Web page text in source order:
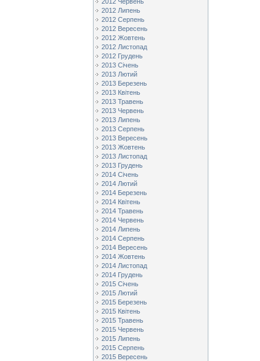
2012 Липень
2012 Серпень
2012 Вересень
2012 Жовтень
2012 Листопад
2012 Грудень
2013 Січень
2013 Лютий
2013 Березень
2013 Квітень
2013 Травень
2013 Червень
2013 Липень
2013 Серпень
2013 Вересень
2013 Жовтень
2013 Листопад
2013 Грудень
2014 Січень
2014 Лютий
2014 Березень
2014 Квітень
2014 Травень
2014 Червень
2014 Липень
2014 Серпень
2014 Вересень
2014 Жовтень
2014 Листопад
2014 Грудень
2015 Січень
2015 Лютий
2015 Березень
2015 Квітень
2015 Травень
2015 Червень
2015 Липень
2015 Серпень
2015 Вересень